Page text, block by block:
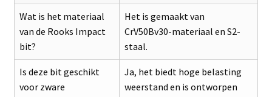
Wat is het materiaal
van de Rooks Impact
bit?
Het is gemaakt van
CrV50Bv30-materiaal en S2-
staal.
Is deze bit geschikt
voor zware
Ja, het biedt hoge belasting
weerstand en is ontworpen